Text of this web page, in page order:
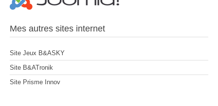
Mes autres sites internet
Site Jeux B&ASKY
Site B&ATronik
Site Prisme Innov